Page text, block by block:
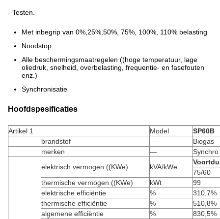
- Testen.
Met inbegrip van 0%,25%,50%, 75%, 100%, 110% belasting
Noodstop
Alle beschermingsmaatregelen ((hoge temperatuur, lage
oliedruk, snelheid, overbelasting, frequentie- en fasefouten
enz.)
Synchronisatie
Hoofdspesificaties
Artikel 1 Model
SP60B
brandstof
—
Biogas
merken
— Synchro
elektrisch vermogen ((KWe) kVA/kWe
75/60
thermische vermogen ((KWe)
kWt
99
elektrische efficiëntie
%
310,7%
thermische efficiëntie
%
510,8%
algemene efficiëntie
%
830,5%